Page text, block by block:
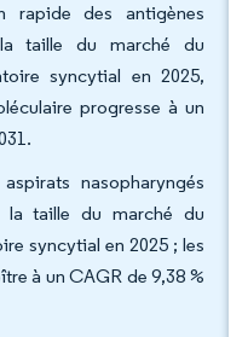
rapide des antigènes
taille du marché du
syncytial en 2025,
progresse à un
nasopharyngés
la taille du marché du
syncytial en 2025 ; les
à un CAGR de 9,38 %